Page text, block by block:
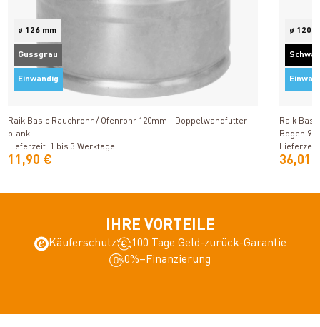
ø 126 mm
Gussgrau
Einwandig
Produkt ansehen
Raik Basic Rauchrohr / Ofenrohr 120mm - Doppelwandfutter
blank
Lieferzeit: 1 bis 3 Werktage
11,90 €
ø 120
Raik
Bogen
36,01
IHRE VORTEILE
Käuferschutz
100 Tage Geld-zurück-Garantie
0%–Finanzierung